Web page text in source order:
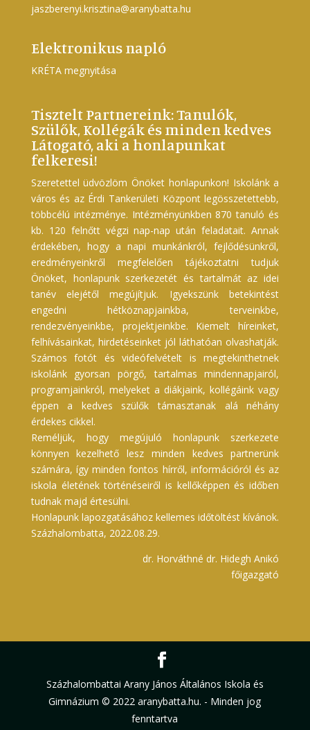
jaszberenyi.krisztina@aranybatta.hu
Elektronikus napló
KRÉTA megnyitása
Tisztelt Partnereink: Tanulók,
Szülők, Kollégák és minden kedves
Látogató, aki a honlapunkat
felkeresi!
Szeretettel üdvözlöm Önöket honlapunkon! Iskolánk a
város és az Érdi Tankerületi Központ legösszetettebb,
többcélú intézménye. Intézményünkben 870 tanuló és
kb. 120 felnőtt végzi nap-nap után feladatait. Annak
érdekében, hogy a napi munkánkról, fejlődésünkről,
eredményeinkről megfelelően tájékoztatni tudjuk
Önöket, honlapunk szerkezetét és tartalmát az idei
tanév elejétől megújítjuk. Igyekszünk betekintést
engedni hétköznapjainkba, terveinkbe,
rendezvényeinkbe, projektjeinkbe. Kiemelt híreinket,
felhívásainkat, hirdetéseinket jól láthatóan olvashatják.
Számos fotót és videófelvételt is megtekinthetnek
iskolánk gyorsan pörgő, tartalmas mindennapjairól,
programjainkról, melyeket a diákjaink, kollégáink vagy
éppen a kedves szülők támasztanak alá néhány
érdekes cikkel.
Reméljük, hogy megújuló honlapunk szerkezete
könnyen kezelhető lesz minden kedves partnerünk
számára, így minden fontos hírről, információról és az
iskola életének történéseiről is kellőképpen és időben
tudnak majd értesülni.
Honlapunk lapozgatásához kellemes időtöltést kívánok.
Százhalombatta, 2022.08.29.
dr. Horváthné dr. Hidegh Anikó
főigazgató
Százhalombattai Arany János Általános Iskola és
Gimnázium © 2022 aranybatta.hu. - Minden jog
fenntartva